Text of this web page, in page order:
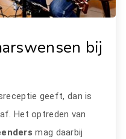
bij
geeft, dan is
Het optreden van
mag daarbij